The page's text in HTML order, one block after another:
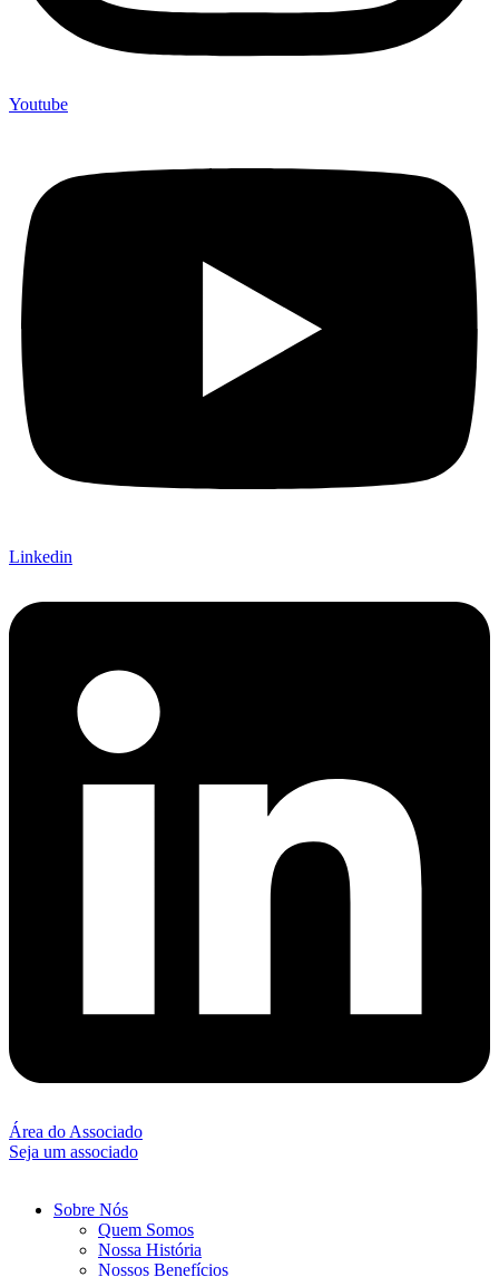
Youtube
Linkedin
Área do Associado
Seja um associado
Sobre Nós
Quem Somos
Nossa História
Nossos Benefícios